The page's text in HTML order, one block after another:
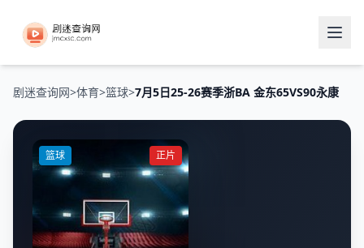
剧迷查询网>体育>篮球>7月5日25-26赛季浙BA 金东65VS90永康
篮球 正片